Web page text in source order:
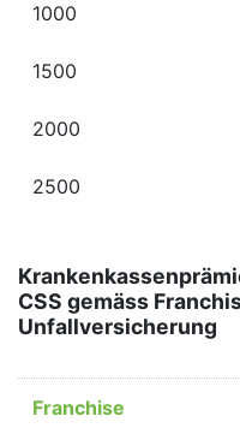
1000
1500
2000
2500
CSS gemäss
Unfallversicherung
Franchise